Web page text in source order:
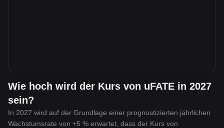
Wie hoch wird der Kurs von uFATE in 2027
sein?
In 2027 wird auf der Grundlage einer prognostizierten jährlichen
Wachstumsrate von +5 % erwartet, dass der Kurs von